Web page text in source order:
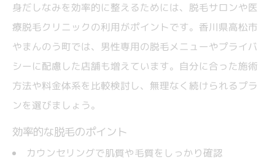
選び
カミソリ負け対策に最適な脱毛サービス探し
脱毛で敏感肌でも安心できる理由を解説
肌荒れ予防に効果的な脱毛ポイントを紹介
身だしなみを効率的に整えるためには、脱毛サロンや医
療脱毛クリニックの利用がポイントです。香川県高松市
やまんのう町では、男性専用の脱毛メニューやプライバ
シーに配慮した店舗も増えています。自分に合った施術
方法や料金体系を比較検討し、無理なく続けられるプラ
ンを選びましょう。
効率的な脱毛のポイント
カウンセリングで肌質や毛質をしっかり確認